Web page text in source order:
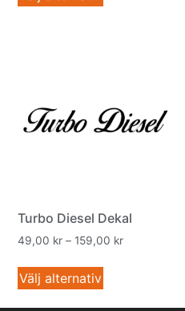
Turbo Diesel Dekal
49,00 kr – 159,00 kr
Välj alternativ